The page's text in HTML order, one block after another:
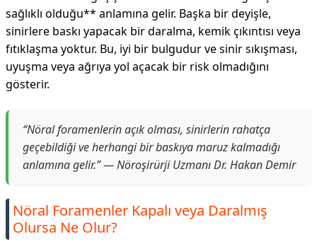
sağlıklı olduğu** anlamına gelir. Başka bir deyişle,
sinirlere baskı yapacak bir daralma, kemik çıkıntısı veya
fıtıklaşma yoktur. Bu, iyi bir bulgudur ve sinir sıkışması,
uyuşma veya ağrıya yol açacak bir risk olmadığını
gösterir.
“Nöral foramenlerin açık olması, sinirlerin rahatça
geçebildiği ve herhangi bir baskıya maruz kalmadığı
anlamına gelir.” — Nöroşirürji Uzmanı Dr. Hakan Demir
Nöral Foramenler Kapalı veya Daralmış
Olursa Ne Olur?